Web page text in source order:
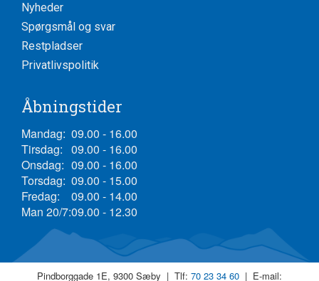
Nyheder
Spørgsmål og svar
Restpladser
Privatlivspolitik
Åbningstider
Mandag: 09.00 - 16.00
Tirsdag: 09.00 - 16.00
Onsdag: 09.00 - 16.00
Torsdag: 09.00 - 15.00
Fredag:
09.00 - 14.00
Man 20/7:09.00 - 12.30
Pindborggade 1E, 9300 Sæby | Tlf: 70 23 34 60 | E-mail: